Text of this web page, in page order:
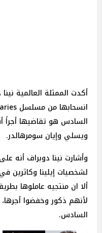
أكدت الممثلة العالمية
السادس هو تقاضيها أجراً
ويسلي وإيان سومرهالدر.
وأشارت نينا دوبراف أنه
ألا ان منتجيه عاملوها
لأنهم ذكور وخفضوا
السادس.